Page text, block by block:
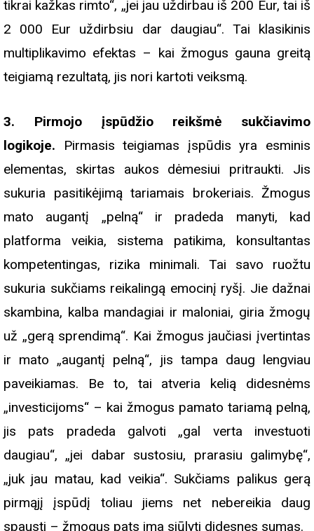
tikrai kažkas rimto“, „jei jau uždirbau iš 200 Eur, tai iš
2 000 Eur uždirbsiu dar daugiau“. Tai klasikinis
multiplikavimo efektas – kai žmogus gauna greitą
teigiamą rezultatą, jis nori kartoti veiksmą.
3. Pirmojo įspūdžio reikšmė sukčiavimo
logikoje.
Pirmasis teigiamas įspūdis yra esminis
elementas, skirtas aukos dėmesiui pritraukti. Jis
sukuria pasitikėjimą tariamais brokeriais. Žmogus
mato augantį „pelną“ ir pradeda manyti, kad
platforma veikia, sistema patikima, konsultantas
kompetentingas, rizika minimali. Tai savo ruožtu
sukuria sukčiams reikalingą emocinį ryšį. Jie dažnai
skambina, kalba mandagiai ir maloniai, giria žmogų
už „gerą sprendimą“. Kai žmogus jaučiasi įvertintas
ir mato „augantį pelną“, jis tampa daug lengviau
paveikiamas. Be to, tai atveria kelią didesnėms
„investicijoms“ – kai žmogus pamato tariamą pelną,
jis pats pradeda galvoti „gal verta investuoti
daugiau“, „jei dabar sustosiu, prarasiu galimybę“,
„juk jau matau, kad veikia“. Sukčiams palikus gerą
pirmąjį įspūdį toliau jiems net nebereikia daug
spausti – žmogus pats ima siūlyti didesnes sumas.